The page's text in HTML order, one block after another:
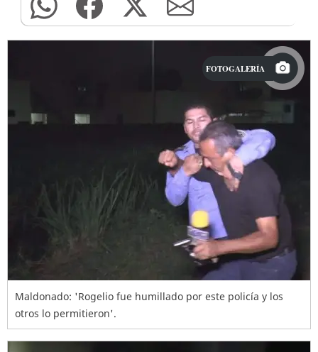
FOTOGALERÍA
Maldonado: 'Rogelio fue humillado por este policía y los
otros lo permitieron'.